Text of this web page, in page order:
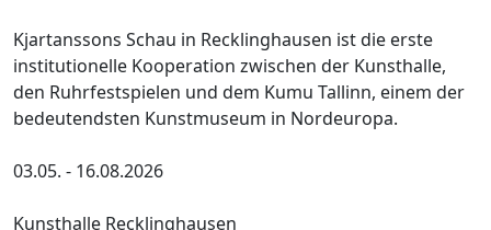
Kjartanssons Schau in Recklinghausen ist die erste
institutionelle Kooperation zwischen der Kunsthalle,
den Ruhrfestspielen und dem Kumu Tallinn, einem der
bedeutendsten Kunstmuseum in Nordeuropa.
03.05. - 16.08.2026
Kunsthalle Recklinghausen